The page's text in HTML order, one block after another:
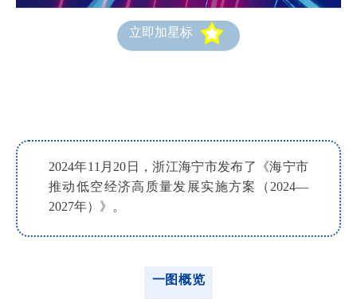
立即加星标
2024年11月20日，浙江海宁市发布了《海宁市
推动低空经济高质量发展实施方案（2024—
2027年） 》。
一图概览